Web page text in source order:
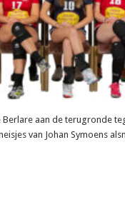
Berlare aan de terugronde
van Johan Symoens